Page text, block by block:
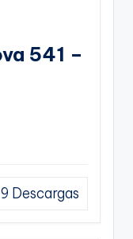
541 –
Descargas